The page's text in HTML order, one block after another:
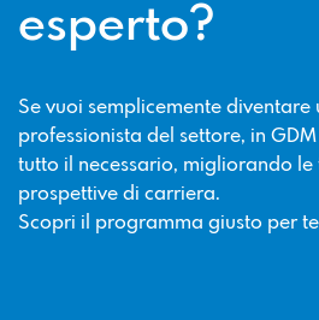
esperto?
Se vuoi semplicemente diventare
professionista del settore, in
tutto il necessario, migliorando le
prospettive di carriera.
Scopri il programma giusto per